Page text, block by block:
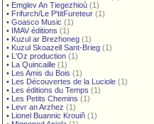
• Emglev An Tiegezhioù (1)
• Frifurch/Le P'titFureteur (1)
• Goasco Music (1)
• IMAV éditions (1)
• Kuzul ar Brezhoneg (1)
• Kuzul Skoazell Sant-Brieg (1)
• L'Oz production (1)
• La Quincaille (1)
• Les Amis du Bois (1)
• Les Découvertes de la Luciole (1)
• Les éditions du Temps (1)
• Les Petits Chemins (1)
• Levr an Arzhez (1)
• Lionel Buannic Krouiñ (1)